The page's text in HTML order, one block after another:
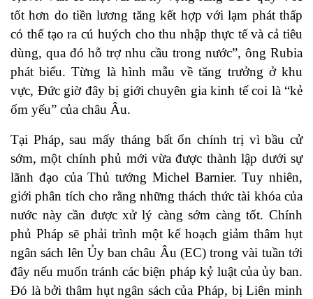
tốt hơn do tiền lương tăng kết hợp với lạm phát thấp
có thể tạo ra cú huých cho thu nhập thực tế và cả tiêu
dùng, qua đó hỗ trợ nhu cầu trong nước”, ông Rubia
phát biểu. Từng là hình mẫu về tăng trưởng ở khu
vực, Đức giờ đây bị giới chuyên gia kinh tế coi là “kẻ
ốm yếu” của châu Âu.
Tại Pháp, sau mấy tháng bất ổn chính trị vì bầu cử
sớm, một chính phủ mới vừa được thành lập dưới sự
lãnh đạo của Thủ tướng Michel Barnier. Tuy nhiên,
giới phân tích cho rằng những thách thức tài khóa của
nước này cần được xử lý càng sớm càng tốt. Chính
phủ Pháp sẽ phải trình một kế hoạch giảm thâm hụt
ngân sách lên Ủy ban châu Âu (EC) trong vài tuần tới
đây nếu muốn tránh các biện pháp kỷ luật của ủy ban.
Đó là bởi thâm hụt ngân sách của Pháp, bị Liên minh